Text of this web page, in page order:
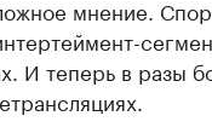
мнение.
И теперь в разы